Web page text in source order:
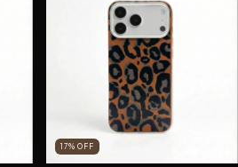
17% OFF